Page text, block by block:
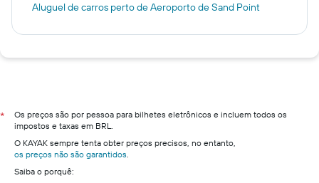
Aluguel de carros perto de Aeroporto de Sand Point
*
Os preços são por pessoa para bilhetes eletrônicos e incluem todos os
impostos e taxas em BRL.
O KAYAK sempre tenta obter preços precisos, no entanto,
os preços não são garantidos.
Saiba o porquê: